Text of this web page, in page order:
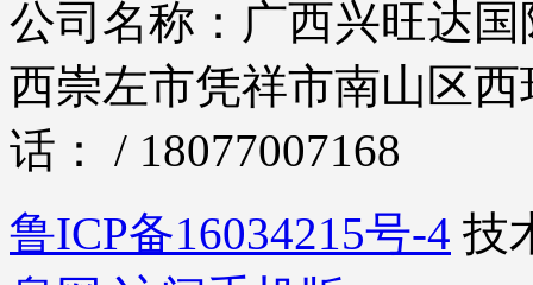
公司名称：广西兴旺达
西崇左市凭祥市南山区
话： / 18077007168
鲁ICP备16034215号-4 技